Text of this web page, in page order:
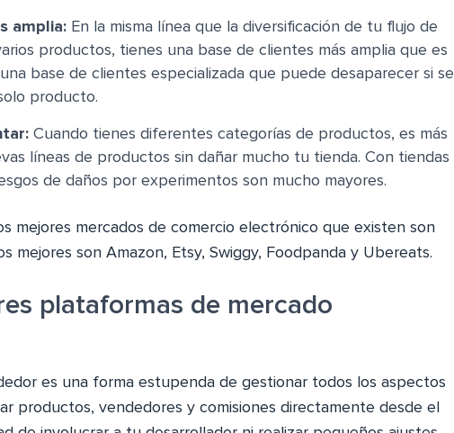
amplia: En la misma línea que la diversificación de tu flujo de
productos, tienes una base de clientes más amplia que es
base de clientes especializada que puede desaparecer si se
producto.
Cuando tienes diferentes categorías de productos, es más
líneas de productos sin dañar mucho tu tienda. Con tiendas
de daños por experimentos son mucho mayores.
mejores mercados de comercio electrónico que existen son
mejores son Amazon, Etsy, Swiggy, Foodpanda y Ubereats.
plataformas de mercado
es una forma estupenda de gestionar todos los aspectos
productos, vendedores y comisiones directamente desde el